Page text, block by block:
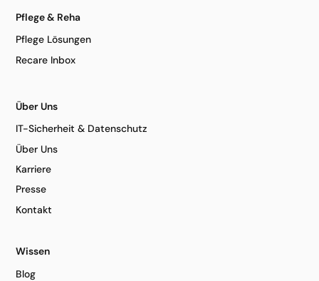
Pflege & Reha
Pflege Lösungen
Recare Inbox
Über Uns
IT-Sicherheit & Datenschutz
Über Uns
Karriere
Presse
Kontakt
Wissen
Blog